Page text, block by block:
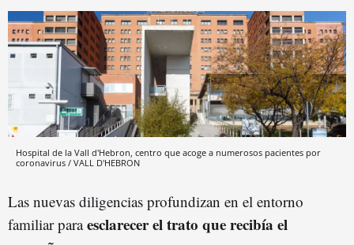
Hospital de la Vall d'Hebron, centro que acoge a numerosos pacientes por
coronavirus / VALL D'HEBRON
Las nuevas diligencias profundizan en el entorno
familiar paraesclarecer el trato que recibía el